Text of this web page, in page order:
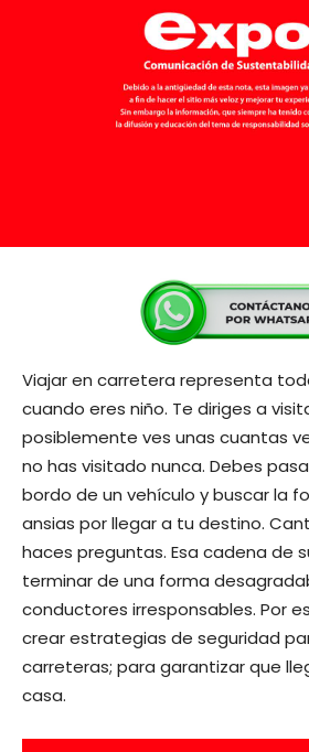
Viajar en carretera representa
cuando eres niño. Te diriges a
posiblemente ves unas cuantas
no has visitado nunca. Debes
bordo de un vehículo y buscar la
ansias por llegar a tu destino.
haces preguntas. Esa cadena de
terminar de una forma
conductores irresponsables. Por
crear estrategias de seguridad
carreteras; para garantizar que
casa.